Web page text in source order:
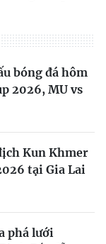
bóng đá hôm
2026, MU vs
Kun Khmer
tại Gia Lai
phá lưới